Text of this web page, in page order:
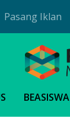
Pasang Iklan
BEASISWA